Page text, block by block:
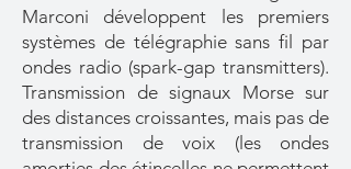
Marconi développent les premiers
systèmes de télégraphie sans fil par
ondes radio (spark-gap transmitters).
Transmission de signaux Morse sur
des distances croissantes, mais pas de
transmission de voix (les ondes